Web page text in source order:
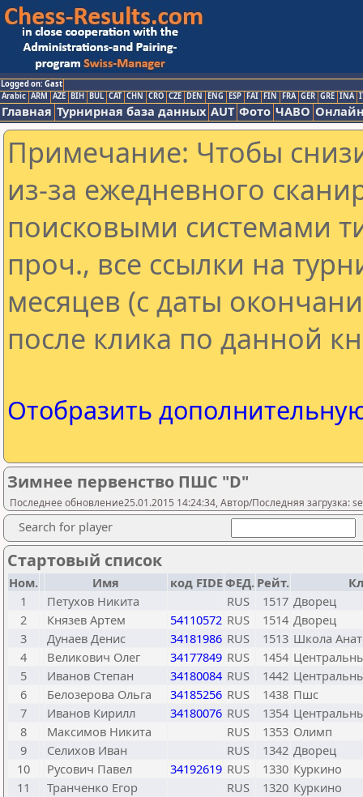
Logged on: Gast
Arabic ARM AZE BIH BUL CAT CHN CRO CZE DEN ENG ESP FAI FIN FRA GER GRE INA
Главная Турнирная база данных AUT Фото ЧАВО
Примечание: Чтобы
из-за ежедневного
поисковыми системами
проч., все ссылки на
месяцев (с даты
после клика по данной
Отобразить
Зимнее первенство ПШС "D"
Последнее обновление25.01.2015 14:24:34, Автор/Последняя загрузка:
Search for player
Стартовый список
Ном. Имя код FIDEФЕД. Рейт.
1
Петухов Никита RUS 1517 Дворец
2
Князев Артем 54110572 RUS 1514 Дворец
3
Дунаев Денис 34181986 RUS 1513 Школа
4
Великович Олег 34177849 RUS 1454
5
Иванов Степан 34180084 RUS 1442
6
Белозерова Ольга 34185256 RUS 1438 Пшс
7
Иванов Кирилл 34180076 RUS 1354
8
Максимов Никита RUS 1353 Олимп
9
Селихов Иван RUS 1342 Дворец
10
Русович Павел 34192619 RUS 1330 Куркино
11
Транченко Егор RUS 1320 Куркино